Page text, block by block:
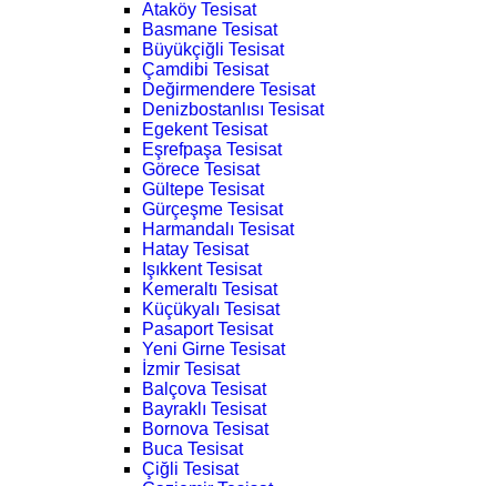
Ataköy Tesisat
Basmane Tesisat
Büyükçiğli Tesisat
Çamdibi Tesisat
Değirmendere Tesisat
Denizbostanlısı Tesisat
Egekent Tesisat
Eşrefpaşa Tesisat
Görece Tesisat
Gültepe Tesisat
Gürçeşme Tesisat
Harmandalı Tesisat
Hatay Tesisat
Işıkkent Tesisat
Kemeraltı Tesisat
Küçükyalı Tesisat
Pasaport Tesisat
Yeni Girne Tesisat
İzmir Tesisat
Balçova Tesisat
Bayraklı Tesisat
Bornova Tesisat
Buca Tesisat
Çiğli Tesisat